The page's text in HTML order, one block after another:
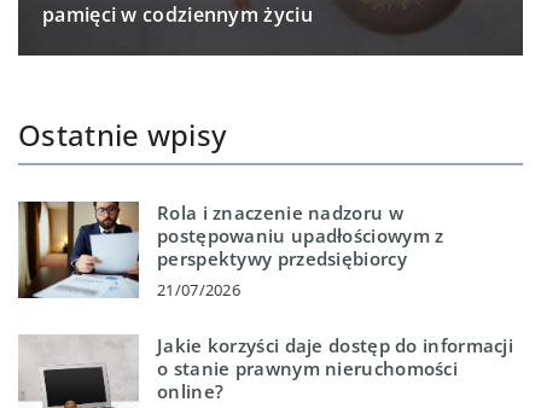
pamięci w codziennym życiu
Ostatnie wpisy
Rola i znaczenie nadzoru w
postępowaniu upadłościowym z
perspektywy przedsiębiorcy
21/07/2026
Jakie korzyści daje dostęp do informacji
o stanie prawnym nieruchomości
online?